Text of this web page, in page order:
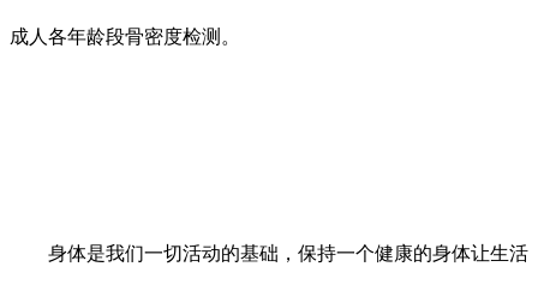
成人各年龄段骨密度检测。
身体是我们一切活动的基础，保持一个健康的身体让生活